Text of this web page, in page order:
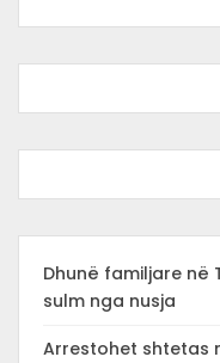
Dhunë familjare në
sulm nga nusja
Arrestohet shtetas